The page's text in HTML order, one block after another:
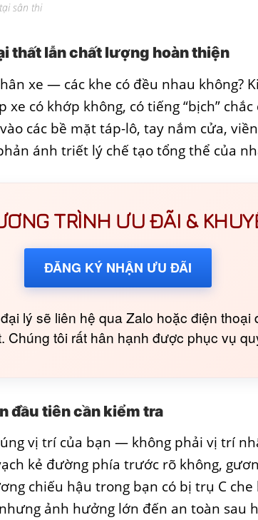
sân thi
thất lẫn chất lượng hoàn thiện
xe — các khe có đều nhau không?
có khớp không, có tiếng “bịch”
các bề mặt táp-lô, tay nắm cửa,
ánh triết lý chế tạo tổng thể của
TRÌNH ƯU ĐÃI &
ĐĂNG KÝ NHẬN ƯU ĐÃI
lý sẽ liên hệ qua Zalo hoặc điện thoại
Chúng tôi rất hân hạnh được phục vụ
đầu tiên cần kiểm tra
vị trí của bạn — không phải vị trí
kẻ đường phía trước rõ không,
chiếu hậu trong bạn có bị trụ C
ảnh hưởng lớn đến an toàn sau